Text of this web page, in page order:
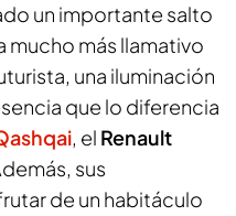
un importante salto
mucho más llamativo
una iluminación
que lo diferencia
, el Renault
sus
de un habitáculo